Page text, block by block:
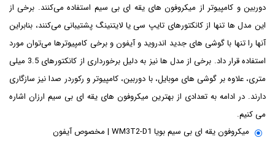
دوربین و کامپیوتر از میکروفون های یقه ای بی سیم استفاده می‌کنند. برخی از
این مدل ها تنها از کانکتورهای تایپ سی یا لایتنینگ پشتیبانی می‌کنند، بنابراین
آنها را تنها با گوشی های جدید اندروید و آیفون و برخی کامپیوترها می‌توان مورد
استفاده قرار داد. برخی از مدل ها نیز به دلیل برخورداری از کانکتورهای 3.5 میلی
متری، علاوه بر گوشی های موبایل، با دوربین، کامپیوتر و رکوردر صدا نیز سازگاری
دارند. در ادامه به تعدادی از بهترین میکروفون های یقه ای بی سیم ارزان اشاره
می کنیم.
میکروفون یقه ای بی سیم بویا WM3T2-D1 | مخصوص آیفون